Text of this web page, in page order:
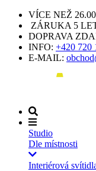
VÍCE NEŽ
ZÁRUKA 5
DOPRAVA
INFO: +420 720
E-MAIL:
Studio
Dle místnosti
Interiérová